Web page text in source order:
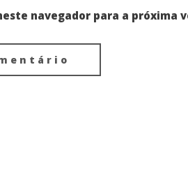
navegador para a próxima